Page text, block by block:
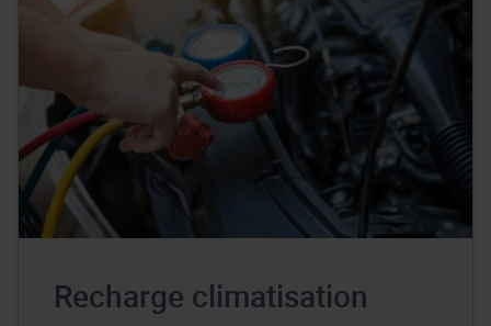
Recharge climatisation